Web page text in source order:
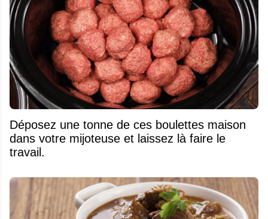
Déposez une tonne de ces boulettes maison
dans votre mijoteuse et laissez là faire le
travail.